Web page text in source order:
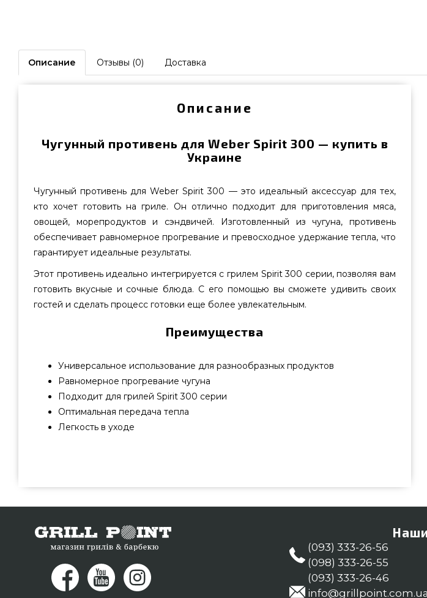
Описание Отзывы (0) Доставка
Описание
Чугунный противень для Weber Spirit 300 — купить в
Украине
Чугунный противень для Weber Spirit 300 — это идеальный аксессуар для тех,
кто хочет готовить на гриле. Он отлично подходит для приготовления мяса,
овощей, морепродуктов и сэндвичей. Изготовленный из чугуна, противень
обеспечивает равномерное прогревание и превосходное удержание тепла, что
гарантирует идеальные результаты.
Этот противень идеально интегрируется с грилем Spirit 300 серии, позволяя вам
готовить вкусные и сочные блюда. С его помощью вы сможете удивить своих
гостей и сделать процесс готовки еще более увлекательным.
Преимущества
Универсальное использование для разнообразных продуктов
Равномерное прогревание чугуна
Подходит для грилей Spirit 300 серии
Оптимальная передача тепла
Легкость в уходе
магазине грилей и мангалов GrillPoint. Самые лучшие предложения на Противни в
интернет магазине Гриль Поинт. Напишите прямо сейчас нашим продавцам по
Кременчуг, Днепропетровск, Запорожье
(093) 333-26-56
(098) 333-26-55
(093) 333-26-46
info@grillpoint.com.ua